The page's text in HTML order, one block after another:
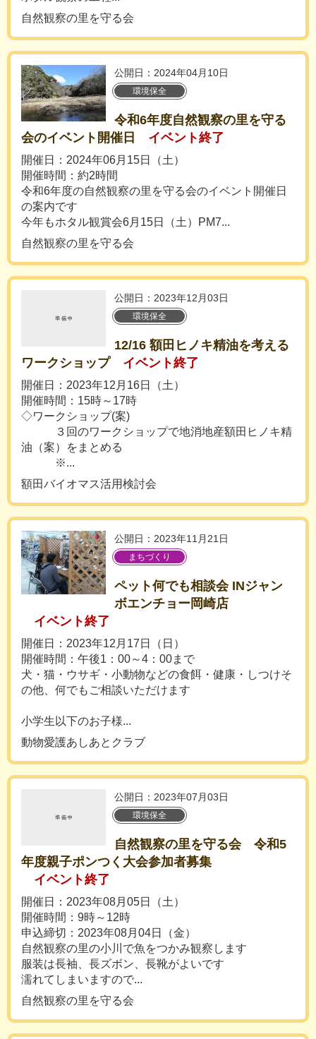
自然観察の里を守る会
公開日：2024年04月10日
環境保全
令和6年度自然観察の里を守る
会のイベント開催日
イベント終了
開催日：2024年06月15日（土）
開催時間：約2時間
令和6年度の自然観察の里を守る会のイベント開催日
の案内です
今年もホタル観賞会6月15日（土）PM7...
自然観察の里を守る会
公開日：2023年12月03日
環境保全
12/16 額田ヒノキ精油を考える
ワークショップ
イベント終了
開催日：2023年12月16日（土）
開催時間：15時～17時
◇ワークショップ(案)
３回のワークショップで地消地産額田ヒノキ精
油（案）をまとめる
※...
額田バイオマス活用検討会
公開日：2023年11月21日
まちづくり
ペット何でも相談会 INジャン
ボエンチョー岡崎店
イベント終了
開催日：2023年12月17日（日）
開催時間：午後1：00～4：00まで
犬・猫・ウサギ・小動物などの食餌・健康・しつけそ
の他、何でもご相談いただけます
小学生以下のお子様...
動物愛護あしあとクラブ
公開日：2023年07月03日
環境保全
自然観察の里を守る会 令和5
年度親子ポンつく大会参加者募集
イベント終了
開催日：2023年08月05日（土）
開催時間：9時～12時
申込締切：2023年08月04日（金）
自然観察の里の小川で魚をつかみ観察します
服装は長袖、長ズボン、長靴がよいです
濡れてしまいますので...
自然観察の里を守る会